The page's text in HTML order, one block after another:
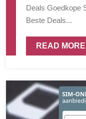
Deals Goedkope
Beste Deals...
READ MORE